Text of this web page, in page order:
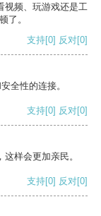
视频、玩游戏还是工
了。
支持[0] 反对[0]
全性的连接。
支持[0] 反对[0]
样会更加亲民。
支持[0] 反对[0]